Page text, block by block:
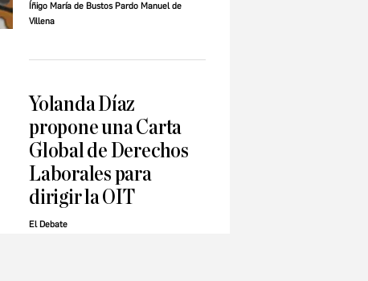
Íñigo María de Bustos Pardo Manuel de
Villena
Yolanda Díaz
propone una Carta
Global de Derechos
Laborales para
dirigir la OIT
El Debate